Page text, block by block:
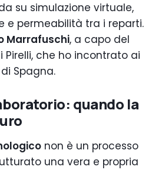
su simulazione virtuale,
e permeabilità tra i reparti.
Marrafuschi, a capo del
Pirelli, che ho incontrato ai
Spagna.
quando la
non è un processo
una vera e propria